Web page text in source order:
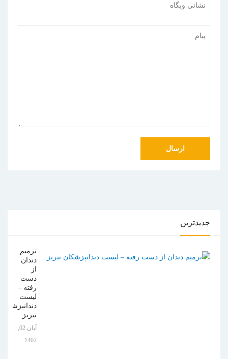
جدیدترین
ترمیم
دندان
از
دست
رفته –
لیست
دندانپزشکان
تبریز
آبان 02,
1402